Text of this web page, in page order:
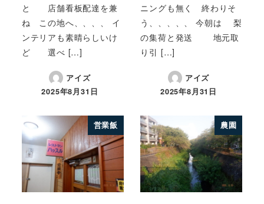
と 店舗看板配達を兼
ね この地へ、、、、 イ
ンテリアも素晴らしいけ
ど 選べ […]
アイズ
2025年8月31日
ニングも無く 終わりそ
う、、、、、 今朝は 梨
の集荷と発送 地元取
り引 […]
アイズ
2025年8月31日
営業飯 農園